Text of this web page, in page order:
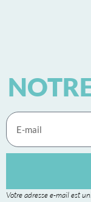
Votre adresse e-mail est